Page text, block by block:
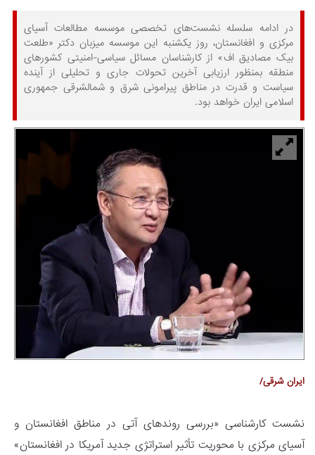
در ادامه سلسله نشست‌های تخصصی موسسه مطالعات آسیای
مرکزی و افغانستان، روز یکشنبه این موسسه میزبان دکتر «طلعت
بیک مصادیق اف» از کارشناسان مسائل سیاسی-امنیتی کشورهای
منطقه بمنظور ارزیابی آخرین تحولات جاری و تحلیلی از آینده
سیاست و قدرت در مناطق پیرامونی شرق و شمالشرقی جمهوری
اسلامی ایران خواهد بود.
ایران شرقی/
نشست کارشناسی «بررسی روندهای آتی در مناطق افغانستان و
آسیای مرکزی با محوریت تأثیر استراتژی جدید آمریکا در افغانستان»